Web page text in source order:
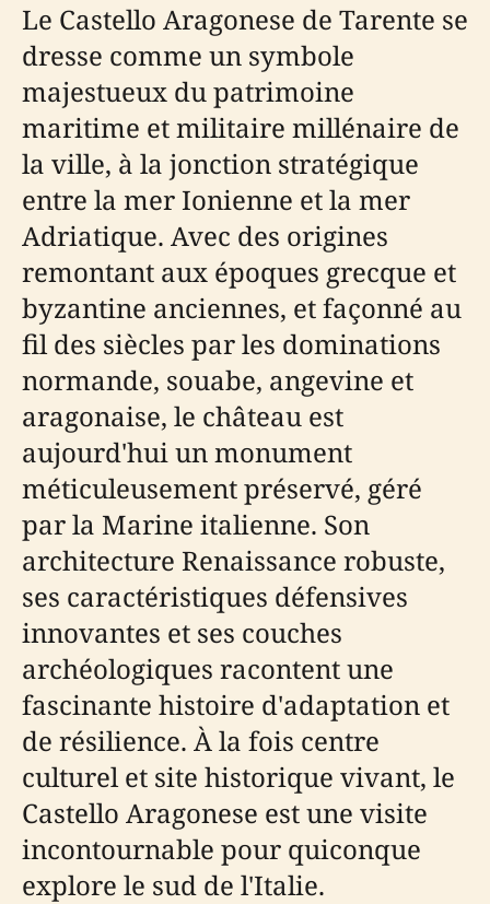
Le Castello Aragonese de Tarente se
dresse comme un symbole
majestueux du patrimoine
maritime et militaire millénaire de
la ville, à la jonction stratégique
entre la mer Ionienne et la mer
Adriatique. Avec des origines
remontant aux époques grecque et
byzantine anciennes, et façonné au
fil des siècles par les dominations
normande, souabe, angevine et
aragonaise, le château est
aujourd'hui un monument
méticuleusement préservé, géré
par la Marine italienne. Son
architecture Renaissance robuste,
ses caractéristiques défensives
innovantes et ses couches
archéologiques racontent une
fascinante histoire d'adaptation et
de résilience. À la fois centre
culturel et site historique vivant, le
Castello Aragonese est une visite
incontournable pour quiconque
explore le sud de l'Italie.